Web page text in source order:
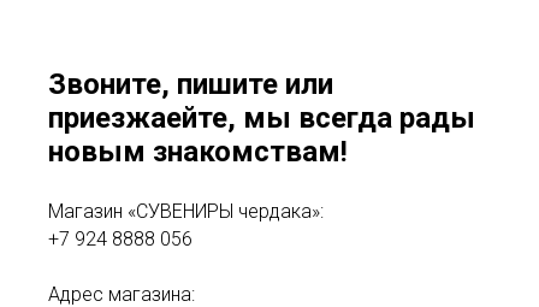
Звоните, пишите или
приезжаейте, мы всегда рады
новым знакомствам!
Магазин «СУВЕНИРЫ чердака»:
+7 924 8888 056
Адрес магазина: